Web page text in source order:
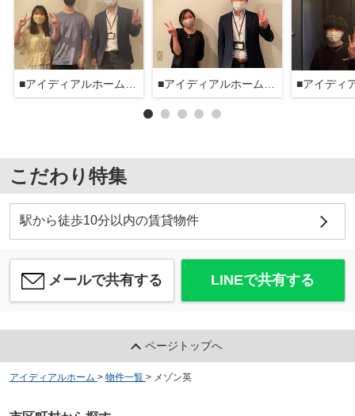
こだわり特集
駅から徒歩10分以内の賃貸物件
メールで共有する LINEで共有する
ページトップへ
アイディアルホーム > 物件一覧 > メゾン英